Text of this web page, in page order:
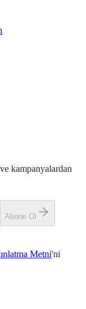
kampanyalardan
Abone Ol
Metni'ni